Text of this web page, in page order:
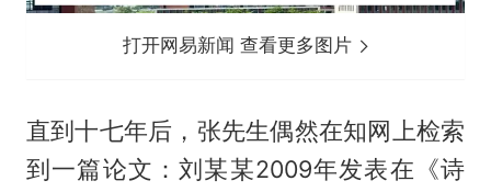
打开网易新闻 查看更多图片
直到十七年后，张先生偶然在知网上检索
到一篇论文：刘某某2009年发表在《诗